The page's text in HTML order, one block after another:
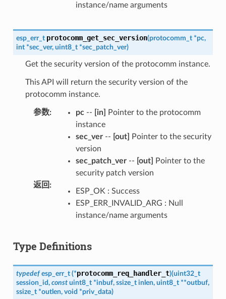
instance/name arguments
esp_err_t protocomm_get_sec_version(protocomm_t *pc,
int *sec_ver, uint8_t *sec_patch_ver)
Get the security version of the protocomm instance.
This API will return the security version of the
protocomm instance.
参数: pc-- [in]
Pointer to the protocomm
instance
sec_ver-- [out]
Pointer to the security
version
sec_patch_ver-- [out]
Pointer to the
security patch version
返回 :
ESP_OK : Success
ESP_ERR_INVALID_ARG : Null
instance/name arguments
Type Definitions
typedef esp_err_t (*protocomm_req_handler_t)(uint32_t
session_id, const uint8_t *inbuf, ssize_t inlen, uint8_t **outbuf,
ssize_t *outlen, void *priv_data)